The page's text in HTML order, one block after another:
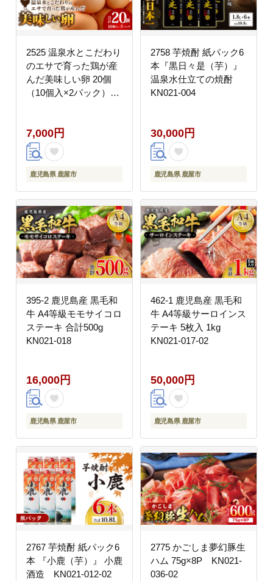
2525 温泉水とこだわり
のエサで育った鶏が産
んだ美味しい卵 20個
（10個入×2パック）
7,000円
鹿児島県 鹿屋市
2758 芋焼酎 紙パック6
本『黒日々是（芋）』
温泉水仕立ての焼酎
KN021-004
30,000円
鹿児島県 鹿屋市
395-2 鹿児島産 黒毛和
牛 A4等級モモサイコロ
ステーキ 合計500g
KN021-018
16,000円
鹿児島県 鹿屋市
462-1 鹿児島産 黒毛和
牛 A4等級サーロインス
テーキ 5枚入 1kg
KN021-017-02
50,000円
鹿児島県 鹿屋市
2767 芋焼酎 紙パック6
本 『小鹿（芋）』 小鹿
酒造 KN021-012-02
2775 かごしま夢幻豚生
ハム 75g×8P KN021-
036-02